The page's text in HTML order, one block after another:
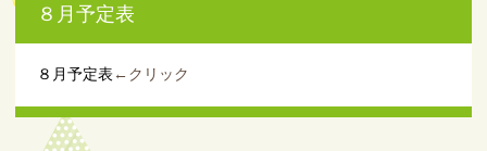
８月予定表
８月予定表←クリック